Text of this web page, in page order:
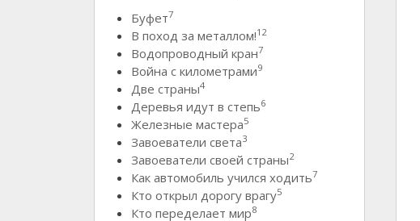
Буфет7
В поход за металлом!12
Водопроводный кран7
Война с километрами9
Две страны4
Деревья идут в степь6
Железные мастера5
Завоеватели света3
Завоеватели своей страны2
Как автомобиль учился ходить7
Кто открыл дорогу врагу5
Кто переделает мир8